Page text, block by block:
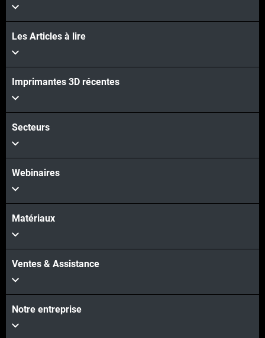
Les Articles à lire
Imprimantes 3D récentes
Secteurs
Webinaires
Matériaux
Ventes & Assistance
Notre entreprise